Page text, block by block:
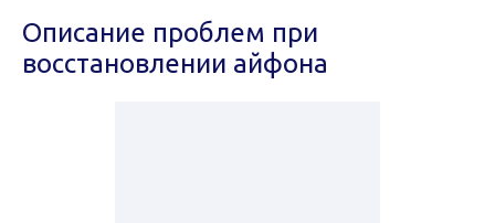
Описание проблем при
восстановлении айфона